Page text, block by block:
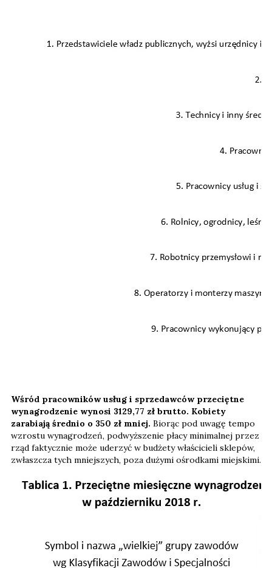
Wśród pracowników usług i sprzedawców przeciętne
wynagrodzenie wynosi 3129,77 zł brutto. Kobiety
zarabiają średnio o 350 zł mniej. Biorąc pod uwagę tempo
wzrostu wynagrodzeń, podwyższenie płacy minimalnej przez
rząd faktycznie może uderzyć w budżety właścicieli sklepów,
zwłaszcza tych mniejszych, poza dużymi ośrodkami miejskimi.